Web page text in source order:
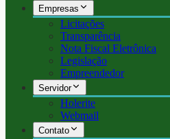
Empresas
Licitações
Transparência
Nota Fiscal Eletrônica
Legislação
Empreendedor
Servidor
Holerite
Webmail
Contato